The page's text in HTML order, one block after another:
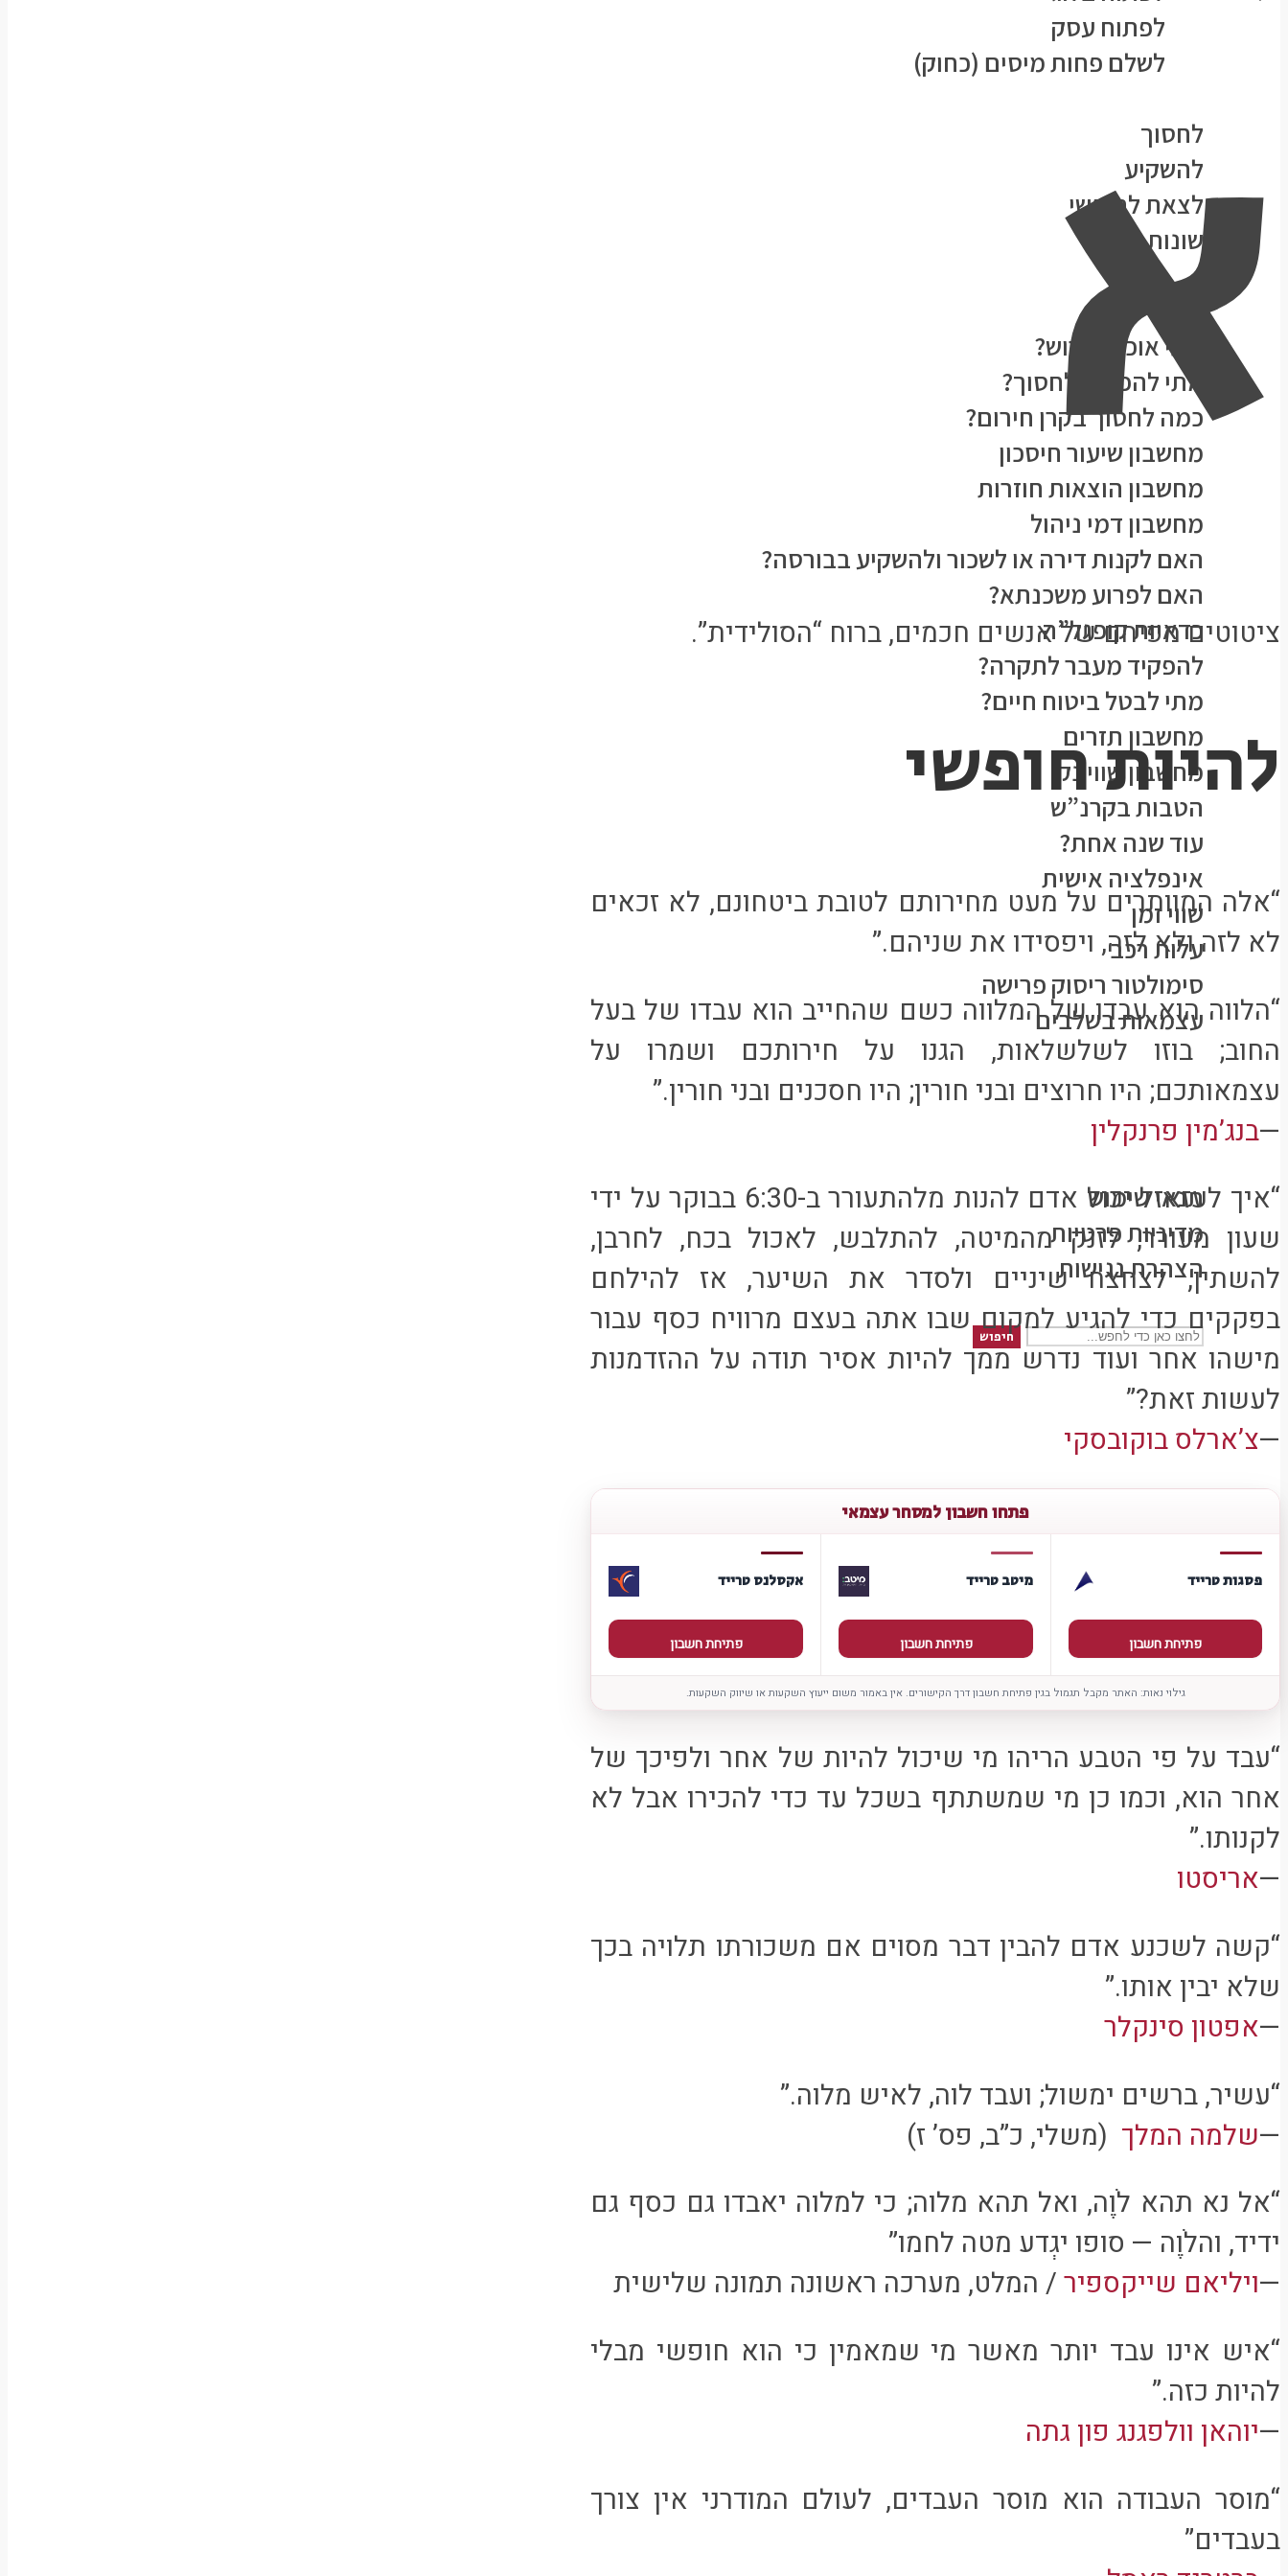
לפתוח עסק
לשלם פחות מיסים (כחוק)
לחסוך
להשקיע
לצאת לחופשי
שונות
★הסולידית ממליצה★
המעבדה
מתי אוכל לפרוש?
מתי להפסיק לחסוך?
כמה לחסוך בקרן חירום?
מחשבון שיעור חיסכון
מחשבון הוצאות חוזרות
מחשבון דמי ניהול
האם לקנות דירה או לשכור ולהשקיע בבורסה?
האם לפרוע משכנתא?
כדאיות קופגל”ה
להפקיד מעבר לתקרה?
מתי לבטל ביטוח חיים?
מחשבון תזרים
מחשבון שווי נקי
הטבות בקרנ”ש
עוד שנה אחת?
אינפלציה אישית
שווי זמן
עלות רכב
סימולטור ריסוק פרישה
עצמאות בשלבים
כל הפוסטים
פורום
צרו קשר
תנאי שימוש
מדיניות פרטיות
הצהרת נגישות
חיפוש
א
ציטוטים מפיהם של אנשים חכמים, ברוח “הסולידית”.
להיות חופשי
“אלה המוותרים על מעט מחירותם לטובת ביטחונם, לא זכאים
לא לזה ולא לזה, ויפסידו את שניהם.”
“הלווה הוא עבדו של המלווה כשם שהחייב הוא עבדו של בעל
החוב; בוזו לשלשלאות, הגנו על חירותכם ושמרו על
עצמאותכם; היו חרוצים ובני חורין; היו חסכנים ובני חורין.”
—בנג’מין פרנקלין
“איך לעזאזל יכול אדם להנות מלהתעורר ב-6:30 בבוקר על ידי
שעון מעורר, לזנק מהמיטה, להתלבש, לאכול בכח, לחרבן,
להשתין, לצחצח שיניים ולסדר את השיער, אז להילחם
בפקקים כדי להגיע למקום שבו אתה בעצם מרוויח כסף עבור
מישהו אחר ועוד נדרש ממך להיות אסיר תודה על ההזדמנות
לעשות זאת?”
—צ’ארלס בוקובסקי
פתחו חשבון למסחר עצמאי
פסגות טרייד
פתיחת חשבון
מיטב טרייד
פתיחת חשבון
אקסלנס טרייד
פתיחת חשבון
גילוי נאות: האתר מקבל תגמול בגין פתיחת חשבון דרך הקישורים. אין באמור משום ייעוץ השקעות או שיווק השקעות.
“עבד על פי הטבע הריהו מי שיכול להיות של אחר ולפיכך של
אחר הוא, וכמו כן מי שמשתתף בשכל עד כדי להכירו אבל לא
לקנותו.”
—אריסטו
“קשה לשכנע אדם להבין דבר מסוים אם משכורתו תלויה בכך
שלא יבין אותו.”
—אפטון סינקלר
“עשיר, ברשים ימשול; ועבד לוה, לאיש מלוה.”
—שלמה המלך (משלי, כ”ב, פס’ ז)
“אל נא תהא לֹוֶה, ואל תהא מלוה; כי למלוה יאבדו גם כסף גם
ידיד, והלֹוֶה — סופו יגְדע מטה לחמו”
—ויליאם שייקספיר/ המלט, מערכה ראשונה תמונה שלישית
“איש אינו עבד יותר מאשר מי שמאמין כי הוא חופשי מבלי
להיות כזה.”
—יוהאן וולפגנג פון גתה
“מוסר העבודה הוא מוסר העבדים, לעולם המודרני אין צורך
בעבדים”